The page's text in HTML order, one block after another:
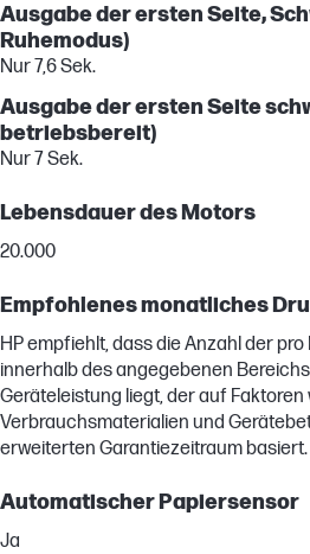
Ausgabe der ersten Seite,
Ruhemodus)
Nur 7,6 Sek.
Ausgabe der ersten Seite
betriebsbereit)
Nur 7 Sek.
Lebensdauer des Motors
20.000
Empfohlenes monatliches
HP empfiehlt, dass die Anzahl der
innerhalb des angegebenen
Geräteleistung liegt, der auf
Verbrauchsmaterialien und
erweiterten Garantiezeitraum basiert.
Automatischer Papiersensor
Ja